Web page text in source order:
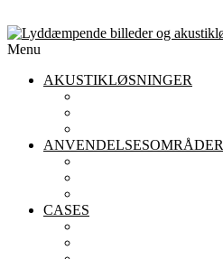
Menu
AKUSTIKLØSNINGER
ANVENDELSESOMRÅDER
CASES